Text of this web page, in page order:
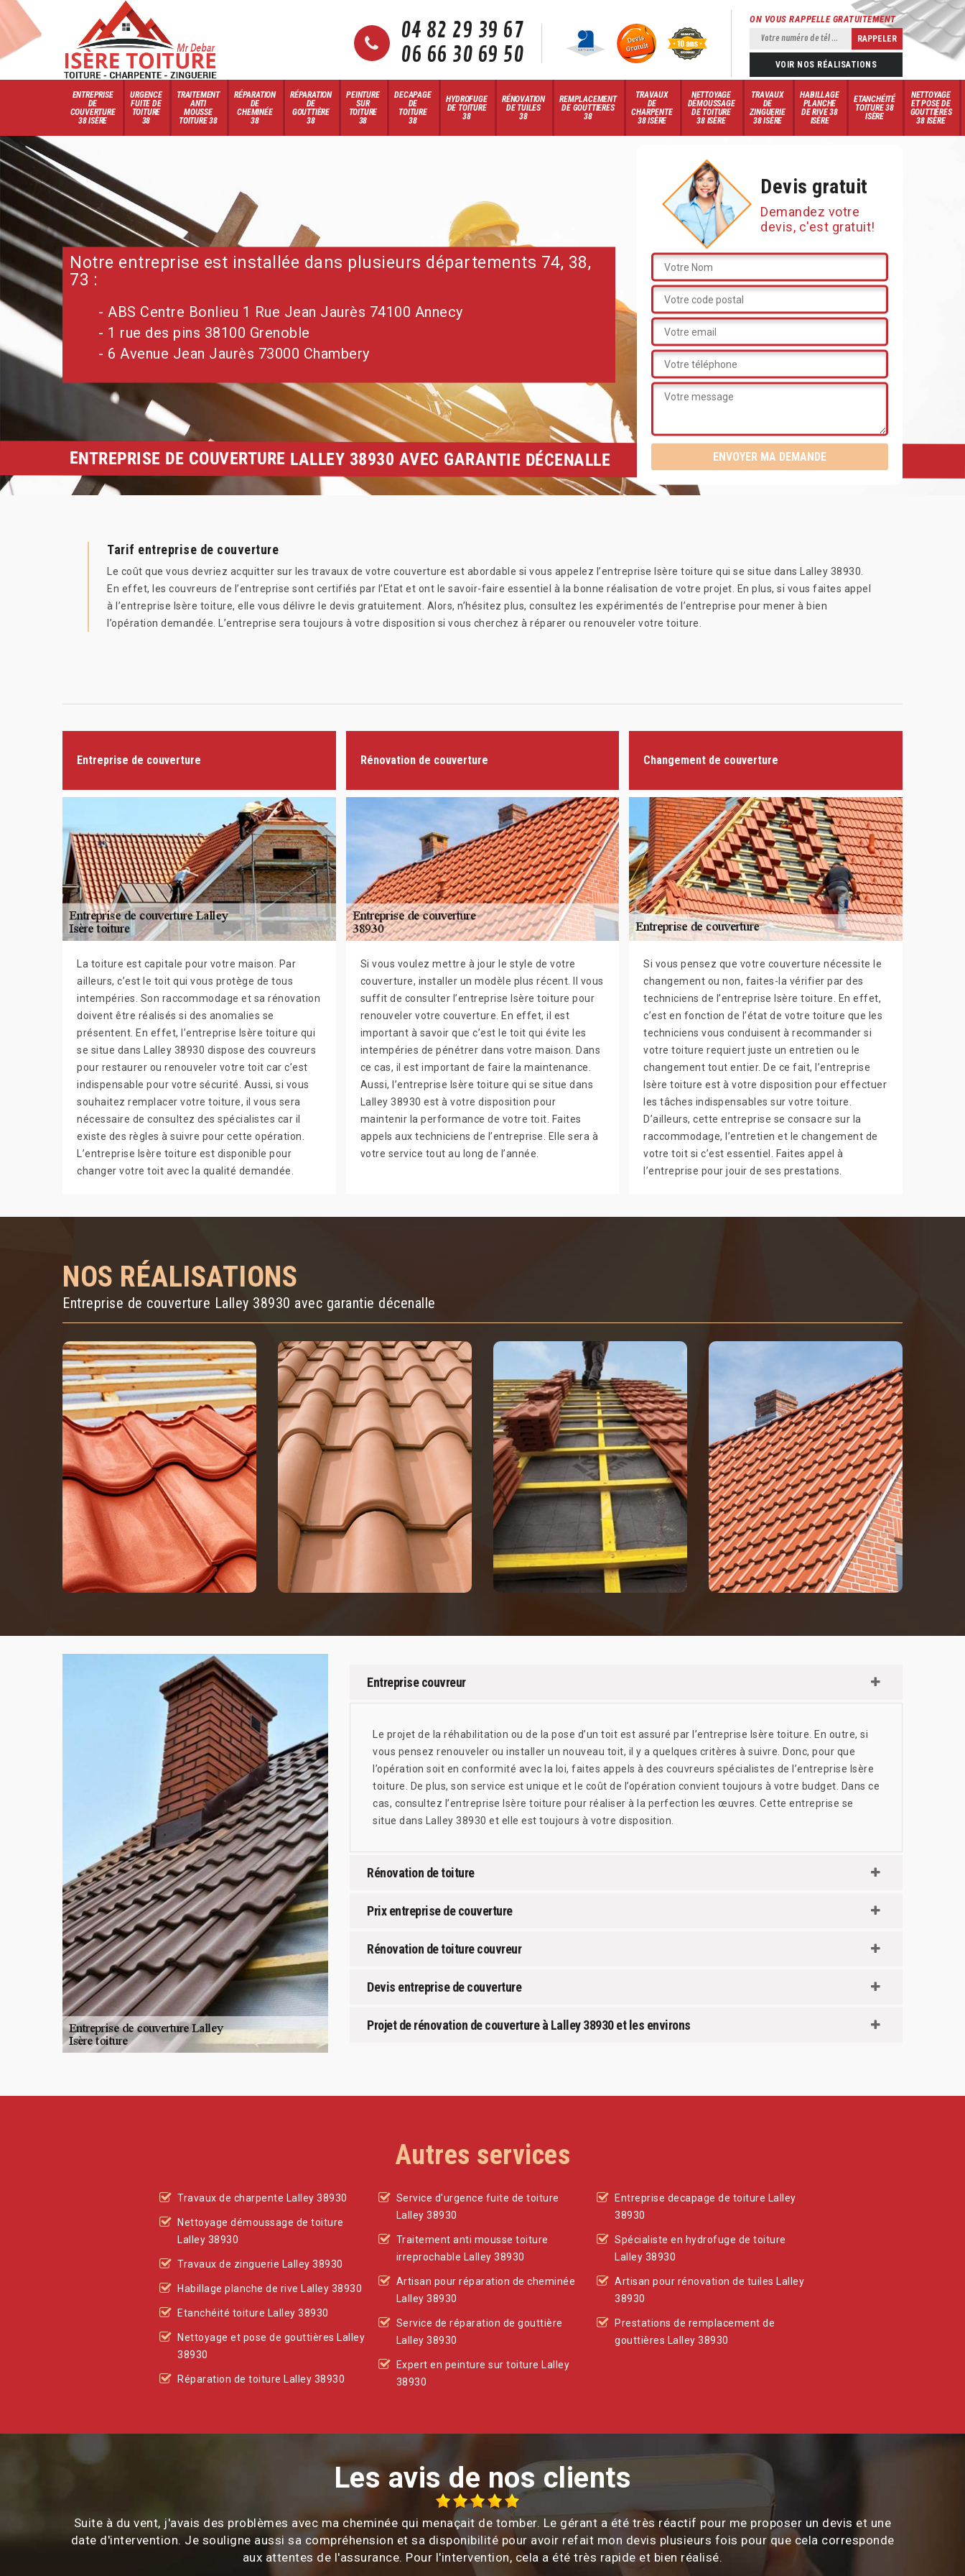
04 82 29 39 67
06 66 30 69 50
ON VOUS RAPPELLE GRATUITEMENT
VOIR NOS RÉALISATIONS
ENTREPRISE
DE
COUVERTURE
38 ISÈRE
URGENCE
FUITE DE
TOITURE
38
TRAITEMENT
ANTI
MOUSSE
TOITURE 38
RÉPARATION
DE
CHEMINÉE
38
RÉPARATION
DE
GOUTTIÈRE
38
PEINTURE
SUR
TOITURE
38
DECAPAGE
DE
TOITURE
38
HYDROFUGE
DE TOITURE
38
RÉNOVATION
DE TUILES
38
REMPLACEMENT
DE GOUTTIERES
38
TRAVAUX
DE
CHARPENTE
38 ISÈRE
NETTOYAGE
DÉMOUSSAGE
DE TOITURE
38 ISÈRE
TRAVAUX
DE
ZINGUERIE
38 ISÈRE
HABILLAGE
PLANCHE
DE RIVE 38
ISÈRE
ETANCHÉITÉ
TOITURE 38
ISÈRE
NETTOYAGE
ET POSE DE
GOUTTIÈRES
38 ISÈRE
Notre entreprise est installée dans plusieurs départements 74, 38,
73 :
- ABS Centre Bonlieu 1 Rue Jean Jaurès 74100 Annecy
- 1 rue des pins 38100 Grenoble
- 6 Avenue Jean Jaurès 73000 Chambery
Devis gratuit
Demandez votre
devis, c'est gratuit!
ENTREPRISE DE COUVERTURE LALLEY 38930 AVEC GARANTIE DÉCENALLE
Tarif entreprise de couverture
Le coût que vous devriez acquitter sur les travaux de votre couverture est abordable si vous appelez l’entreprise Isère toiture qui se situe dans Lalley 38930.
En effet, les couvreurs de l’entreprise sont certifiés par l’Etat et ont le savoir-faire essentiel à la bonne réalisation de votre projet. En plus, si vous faites appel
à l’entreprise Isère toiture, elle vous délivre le devis gratuitement. Alors, n’hésitez plus, consultez les expérimentés de l’entreprise pour mener à bien
l’opération demandée. L’entreprise sera toujours à votre disposition si vous cherchez à réparer ou renouveler votre toiture.
Entreprise de couverture
La toiture est capitale pour votre maison. Par
ailleurs, c’est le toit qui vous protège de tous
intempéries. Son raccommodage et sa rénovation
doivent être réalisés si des anomalies se
présentent. En effet, l’entreprise Isère toiture qui
se situe dans Lalley 38930 dispose des couvreurs
pour restaurer ou renouveler votre toit car c’est
indispensable pour votre sécurité. Aussi, si vous
souhaitez remplacer votre toiture, il vous sera
nécessaire de consultez des spécialistes car il
existe des règles à suivre pour cette opération.
L’entreprise Isère toiture est disponible pour
changer votre toit avec la qualité demandée.
Rénovation de couverture
Si vous voulez mettre à jour le style de votre
couverture, installer un modèle plus récent. Il vous
suffit de consulter l’entreprise Isère toiture pour
renouveler votre couverture. En effet, il est
important à savoir que c’est le toit qui évite les
intempéries de pénétrer dans votre maison. Dans
ce cas, il est important de faire la maintenance.
Aussi, l’entreprise Isère toiture qui se situe dans
Lalley 38930 est à votre disposition pour
maintenir la performance de votre toit. Faites
appels aux techniciens de l’entreprise. Elle sera à
votre service tout au long de l’année.
Changement de couverture
Si vous pensez que votre couverture nécessite le
changement ou non, faites-la vérifier par des
techniciens de l’entreprise Isère toiture. En effet,
c’est en fonction de l’état de votre toiture que les
techniciens vous conduisent à recommander si
votre toiture requiert juste un entretien ou le
changement tout entier. De ce fait, l’entreprise
Isère toiture est à votre disposition pour effectuer
les tâches indispensables sur votre toiture.
D’ailleurs, cette entreprise se consacre sur la
raccommodage, l’entretien et le changement de
votre toit si c’est essentiel. Faites appel à
l’entreprise pour jouir de ses prestations.
NOS RÉALISATIONS
Entreprise de couverture Lalley 38930 avec garantie décenalle
Entreprise couvreur
Le projet de la réhabilitation ou de la pose d’un toit est assuré par l’entreprise Isère toiture. En outre, si
vous pensez renouveler ou installer un nouveau toit, il y a quelques critères à suivre. Donc, pour que
l’opération soit en conformité avec la loi, faites appels à des couvreurs spécialistes de l’entreprise Isère
toiture. De plus, son service est unique et le coût de l’opération convient toujours à votre budget. Dans ce
cas, consultez l’entreprise Isère toiture pour réaliser à la perfection les œuvres. Cette entreprise se
situe dans Lalley 38930 et elle est toujours à votre disposition.
Rénovation de toiture
Prix entreprise de couverture
Rénovation de toiture couvreur
Devis entreprise de couverture
Projet de rénovation de couverture à Lalley 38930 et les environs
Autres services
Travaux de charpente Lalley 38930
Nettoyage démoussage de toiture
Lalley 38930
Travaux de zinguerie Lalley 38930
Habillage planche de rive Lalley 38930
Etanchéité toiture Lalley 38930
Nettoyage et pose de gouttières Lalley
38930
Réparation de toiture Lalley 38930
Service d'urgence fuite de toiture
Lalley 38930
Traitement anti mousse toiture
irreprochable Lalley 38930
Artisan pour réparation de cheminée
Lalley 38930
Service de réparation de gouttière
Lalley 38930
Expert en peinture sur toiture Lalley
38930
Entreprise decapage de toiture Lalley
38930
Spécialiste en hydrofuge de toiture
Lalley 38930
Artisan pour rénovation de tuiles Lalley
38930
Prestations de remplacement de
gouttières Lalley 38930
Les avis de nos clients
Suite à du vent, j'avais des problèmes avec ma cheminée qui menaçait de tomber. Le gérant a été très réactif pour me proposer un devis et une
date d'intervention. Je souligne aussi sa compréhension et sa disponibilité pour avoir refait mon devis plusieurs fois pour que cela corresponde
aux attentes de l'assurance. Pour l'intervention, cela a été très rapide et bien réalisé.